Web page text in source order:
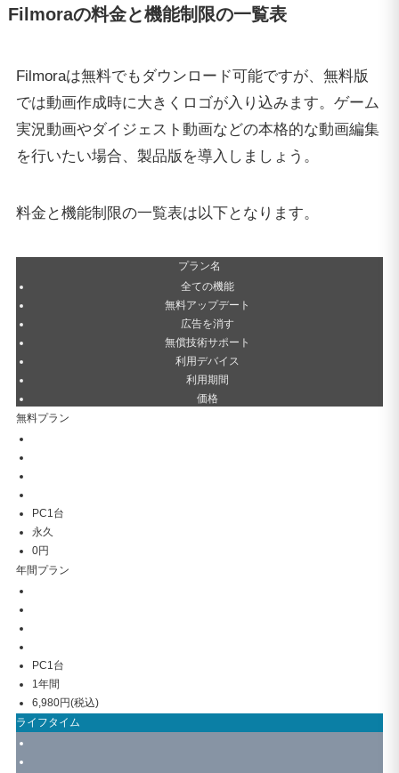
Filmoraの料金と機能制限の一覧表
Filmoraは無料でもダウンロード可能ですが、無料版
では動画作成時に大きくロゴが入り込みます。ゲーム
実況動画やダイジェスト動画などの本格的な動画編集
を行いたい場合、製品版を導入しましょう。
料金と機能制限の一覧表は以下となります。
プラン名
全ての機能
無料アップデート
広告を消す
無償技術サポート
利用デバイス
利用期間
価格
無料プラン
PC1台
永久
0円
年間プラン
PC1台
1年間
6,980円(税込)
ライフタイム